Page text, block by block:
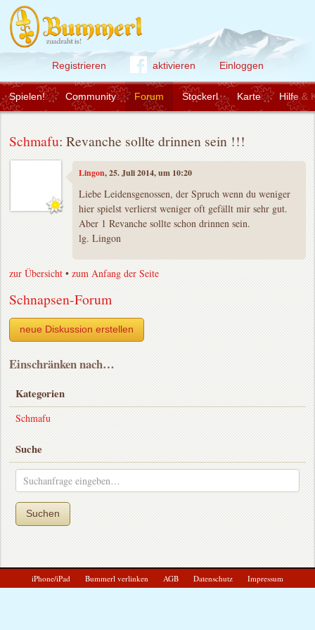
Registrieren aktivieren Einloggen
Community Forum Stockerl Karte Hilfe &
Spielen!
Schmafu: Revanche sollte drinnen sein !!!
Lingon, 25. Juli 2014, um 10:20
Liebe Leidensgenossen, der Spruch wenn du weniger
hier spielst verlierst weniger oft gefällt mir sehr gut.
Aber 1 Revanche sollte schon drinnen sein.
lg. Lingon
zur Übersicht •zum Anfang der Seite
Schnapsen-Forum
neue Diskussion erstellen
Einschränken nach…
Kategorien
Schmafu
Suche
Suchen
iPhone/iPad Bummerl verlinken AGB Datenschutz Impressum